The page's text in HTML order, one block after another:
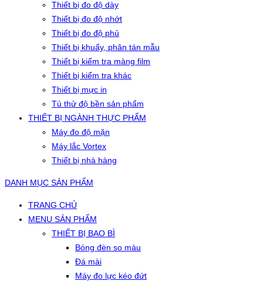
Thiết bị đo độ dày
Thiết bị đo độ nhớt
Thiết bị đo độ phủ
Thiết bị khuấy, phân tán mẫu
Thiết bị kiểm tra màng film
Thiết bị kiểm tra khác
Thiết bị mực in
Tủ thử độ bền sản phẩm
THIẾT BỊ NGÀNH THỰC PHẨM
Máy đo độ mặn
Máy lắc Vortex
Thiết bị nhà hàng
DANH MỤC SẢN PHẨM
TRANG CHỦ
MENU SẢN PHẨM
THIẾT BỊ BAO BÌ
Bóng đèn so màu
Đá mài
Máy đo lực kéo đứt